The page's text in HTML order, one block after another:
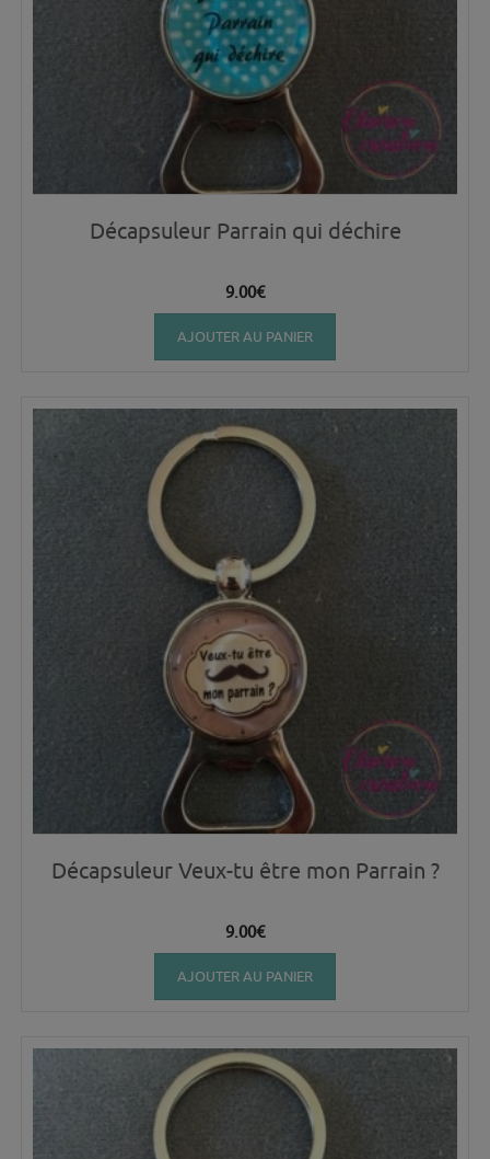
Décapsuleur Parrain qui déchire
9.00€
AJOUTER AU PANIER
Décapsuleur Veux-tu être mon Parrain ?
9.00€
AJOUTER AU PANIER